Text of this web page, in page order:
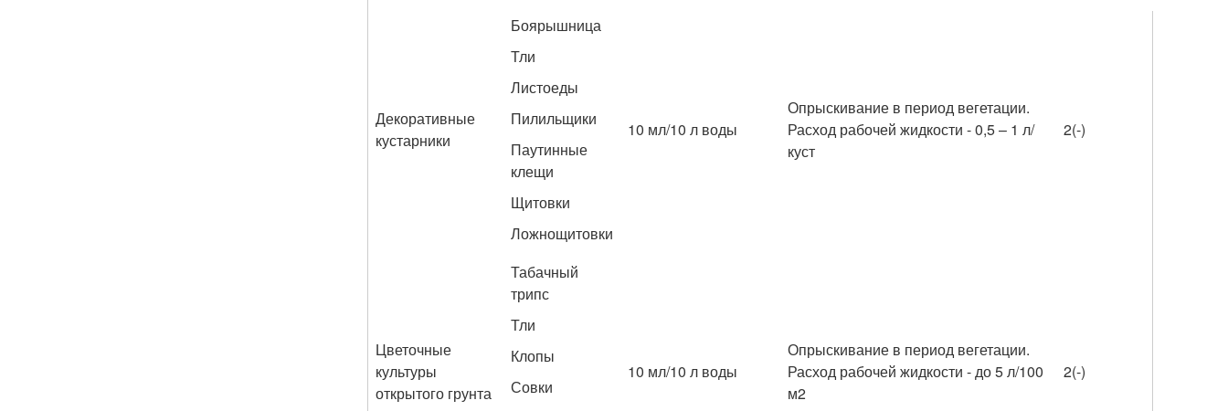
Декоративные
кустарники
Боярышница
Тли
Листоеды
Пилильщики
Паутинные
клещи
Щитовки
Ложнощитовки
10 мл/10 л воды
Опрыскивание в период вегетации.
Расход рабочей жидкости - 0,5 – 1 л/
куст
2(-)
Цветочные
культуры
открытого грунта
Табачный
трипс
Тли
Клопы
Совки
10 мл/10 л воды
Опрыскивание в период вегетации.
Расход рабочей жидкости - до 5 л/100
м2
2(-)